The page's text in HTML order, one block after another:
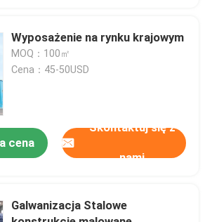
nami
Stalowych
Wyposażenie na rynku krajowym
MOQ：100㎡
Cena：45-50USD
cena
Skontaktuj się z
nami
Galwanizacja Stalowe